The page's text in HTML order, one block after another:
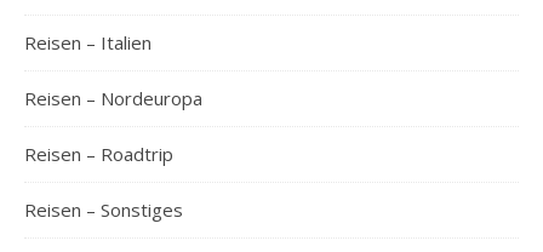
Reisen – Italien
Reisen – Nordeuropa
Reisen – Roadtrip
Reisen – Sonstiges